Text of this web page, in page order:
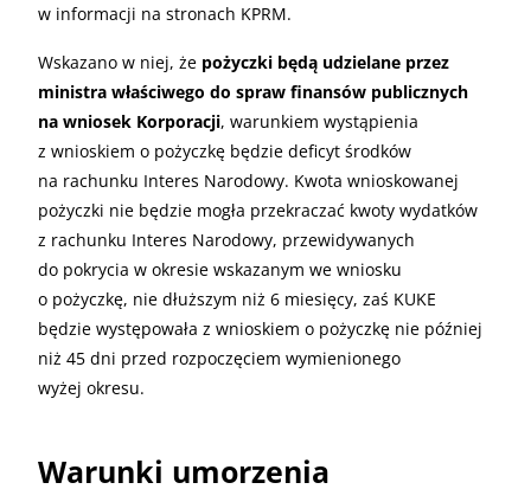
w informacji na stronach KPRM.
Wskazano w niej, że pożyczki będą udzielane przez
ministra właściwego do spraw finansów publicznych
na wniosek Korporacji, warunkiem wystąpienia
z wnioskiem o pożyczkę będzie deficyt środków
na rachunku Interes Narodowy. Kwota wnioskowanej
pożyczki nie będzie mogła przekraczać kwoty wydatków
z rachunku Interes Narodowy, przewidywanych
do pokrycia w okresie wskazanym we wniosku
o pożyczkę, nie dłuższym niż 6 miesięcy, zaś KUKE
będzie występowała z wnioskiem o pożyczkę nie później
niż 45 dni przed rozpoczęciem wymienionego
wyżej okresu.
Warunki umorzenia